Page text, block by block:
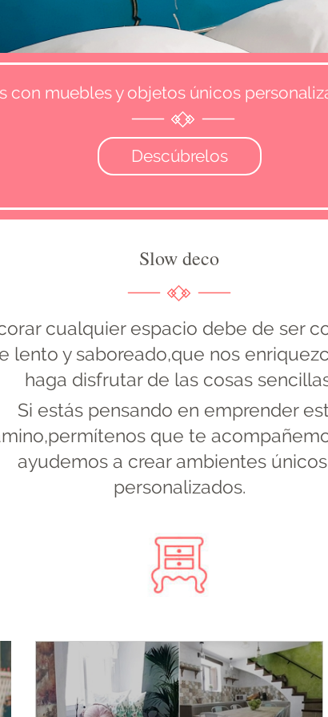
con muebles y objetos únicos
Descúbrelos
Slow deco
cualquier espacio debe de ser
lento y saboreado,que nos
haga disfrutar de las cosas
Si estás pensando en emprender
que te
ayudemos a crear ambientes
personalizados.